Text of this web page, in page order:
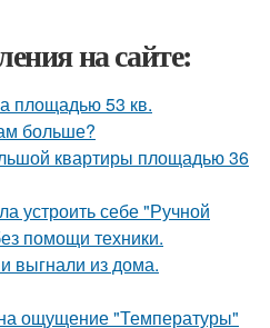
на сайте:
площадью 53 кв.
больше?
квартиры площадью 36
устроить себе "Ручной
помощи техники.
выгнали из дома.
ощущение "Температуры"